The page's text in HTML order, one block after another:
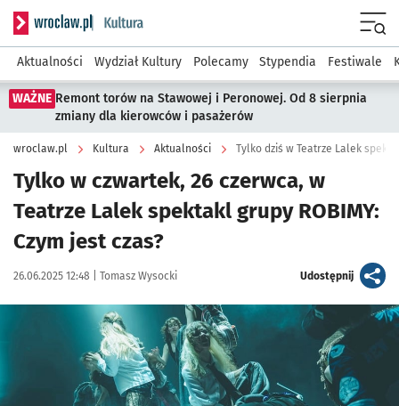
Serwis informacyjny wroclaw.pl podserwis: Kultura
Aktualności Wydział Kultury Polecamy Stypendia Festiwale
WAŻNE Remont torów na Stawowej i Peronowej. Od 8 sierpnia
zmiany dla kierowców i pasażerów
wroclaw.pl Kultura Aktualności Tylko dziś w Teatrze Lalek
Tylko w czwartek, 26 czerwca, w
Teatrze Lalek spektakl grupy ROBIMY:
Czym jest czas?
Data publikacji:
26.06.2025 12:48 | Autor:
Tomasz Wysocki Udostępnijartykuł
Kliknij, aby powiększyć